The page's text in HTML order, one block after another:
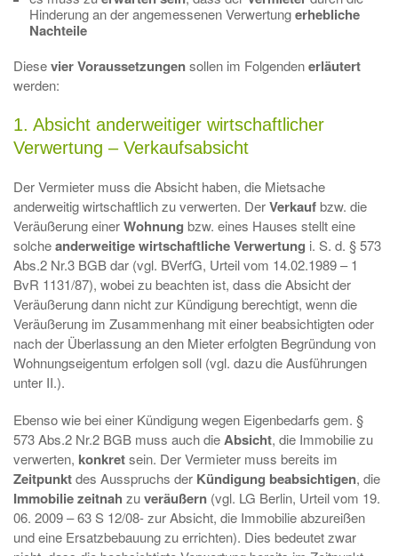
Hinderung an der angemessenen Verwertungerhebliche
Nachteile
Diesevier Voraussetzungensollen im Folgendenerläutert
werden:
1. Absicht anderweitiger wirtschaftlicher
Verwertung – Verkaufsabsicht
Der Vermieter muss die Absicht haben, die Mietsache
anderweitig wirtschaftlich zu verwerten. DerVerkaufbzw. die
Veräußerung einerWohnung bzw. eines Hauses stellt eine
solcheanderweitige wirtschaftliche Verwertung i. S. d. § 573
Abs.2 Nr.3 BGB dar (vgl. BVerfG, Urteil vom 14.02.1989 – 1
BvR 1131/87), wobei zu beachten ist, dass die Absicht der
Veräußerung dann nicht zur Kündigung berechtigt, wenn die
Veräußerung im Zusammenhang mit einer beabsichtigten oder
nach der Überlassung an den Mieter erfolgten Begründung von
Wohnungseigentum erfolgen soll (vgl. dazu die Ausführungen
unter II.).
Ebenso wie bei einer Kündigung wegen Eigenbedarfs gem. §
573 Abs.2 Nr.2 BGB muss auch dieAbsicht, die Immobilie zu
verwerten, konkretsein. Der Vermieter muss bereits im
Zeitpunktdes Ausspruchs der Kündigung beabsichtigen, die
Immobilie zeitnah zuveräußern (vgl. LG Berlin, Urteil vom 19.
06. 2009 – 63 S 12/08- zur Absicht, die Immobilie abzureißen
und eine Ersatzbebauung zu errichten). Dies bedeutet zwar